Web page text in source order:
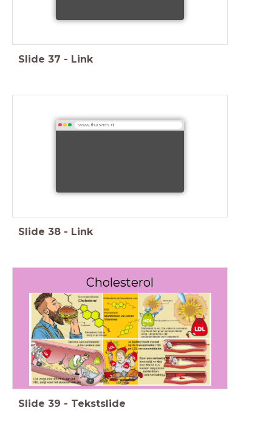
Slide 37 - Link
www.thuisarts.nl
Slide 38 - Link
Cholesterol
Slide 39 - Tekstslide